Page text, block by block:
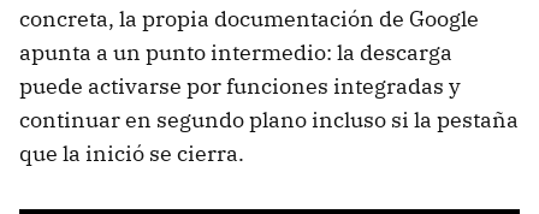
concreta, la propia documentación de Google
apunta a un punto intermedio: la descarga
puede activarse por funciones integradas y
continuar en segundo plano incluso si la pestaña
que la inició se cierra.